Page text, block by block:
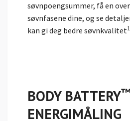
søvnpoengsummer, få en
søvnfasene dine, og se
kan gi deg bedre søvnkvalitet1
BODY BATTERY™
ENERGIMÅLING